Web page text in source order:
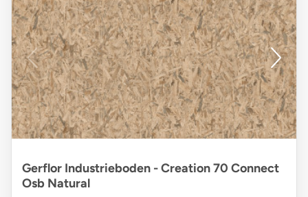
Gerflor Industrieboden - Creation 70 Connect
Osb Natural